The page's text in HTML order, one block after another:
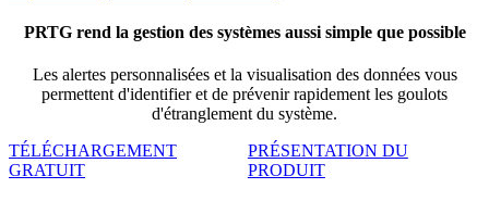
PRTG rend la gestion des systèmes aussi simple que possible
Les alertes personnalisées et la visualisation des données vous
permettent d'identifier et de prévenir rapidement les goulots
d'étranglement du système.
TÉLÉCHARGEMENT
GRATUIT
PRÉSENTATION DU
PRODUIT